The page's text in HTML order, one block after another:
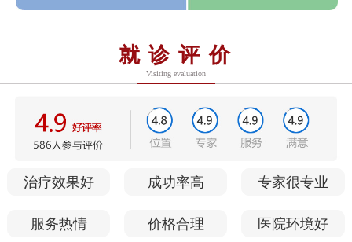
就诊评价
Visiting evaluation
治疗效果好 成功率高 专家很专业
服务热情 价格合理 医院环境好